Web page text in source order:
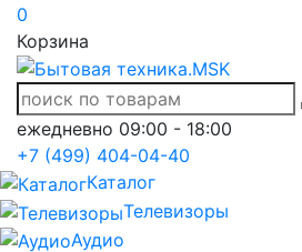
0
Корзина
ежедневно 09:00 - 18:00
+7 (499) 404-04-40
Каталог
Телевизоры
Аудио